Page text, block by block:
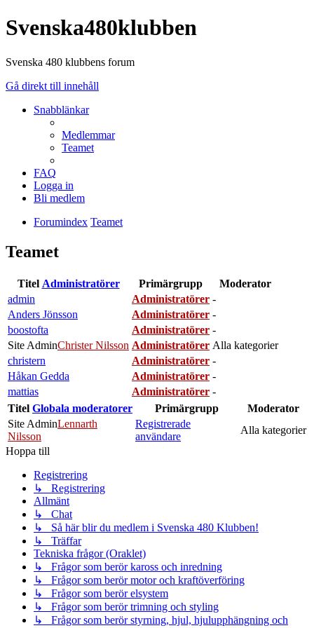
Svenska480klubben
Svenska 480 klubbens forum
Gå direkt till innehåll
Snabblänkar
Medlemmar
Teamet
FAQ
Logga in
Bli medlem
Forumindex Teamet
Teamet
Titel Administratörer Primärgrupp
Moderator
admin
Administratörer -
Anders Jönsson
Administratörer -
boostofta
Administratörer -
Site AdminChrister Nilsson Administratörer Alla kategorier
christern
Administratörer -
Håkan Gedda
Administratörer -
mattias
Administratörer -
Titel Globala moderatorer Primärgrupp
Moderator
Site AdminLennarth
Nilsson
Registrerade
användare
Alla kategorier
Hoppa till
Registrering
↳ Registrering
Allmänt
↳ Chat
↳ Så här blir du medlem i Svenska 480 Klubben!
↳ Träffar
Tekniska frågor (Oraklet)
↳ Frågor som berör kaross och inredning
↳ Frågor som berör motor och kraftöverföring
↳ Frågor som berör elsystem
↳ Frågor som berör trimning och styling
↳ Frågor som berör styrning, hjul, hjulupphängning och